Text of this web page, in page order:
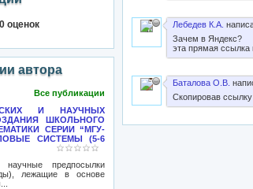
0 оценок
автора
Все публикации
И НАУЧНЫХ
ШКОЛЬНОГО
СЕРИИ “МГУ-
СИСТЕМЫ (5-6
предпосылки
лежащие в основе
Лебедев К.А.
Зачем в Яндекс?
эта прямая ссылка
Баталова О.В.
Скопировав